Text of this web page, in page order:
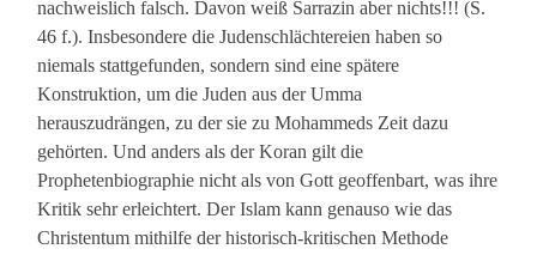
nachweislich falsch. Davon weiß Sarrazin aber nichts!!! (S.
46 f.). Insbesondere die Judenschlächtereien haben so
niemals stattgefunden, sondern sind eine spätere
Konstruktion, um die Juden aus der Umma
herauszudrängen, zu der sie zu Mohammeds Zeit dazu
gehörten. Und anders als der Koran gilt die
Prophetenbiographie nicht als von Gott geoffenbart, was ihre
Kritik sehr erleichtert. Der Islam kann genauso wie das
Christentum mithilfe der historisch-kritischen Methode